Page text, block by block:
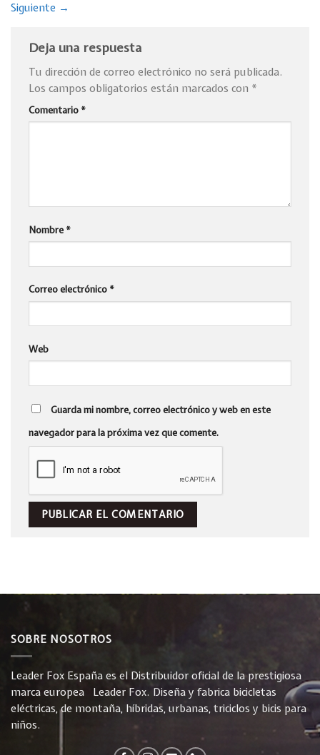
Siguiente →
Deja una respuesta
Tu dirección de correo electrónico no será publicada.
Los campos obligatorios están marcados con *
Comentario *
Nombre *
Correo electrónico *
Web
Guarda mi nombre, correo electrónico y web en este
navegador para la próxima vez que comente.
SOBRE NOSOTROS
Leader Fox España es el Distribuidor oficial de la prestigiosa
marca europea Leader Fox. Diseña y fabrica bicicletas
eléctricas, de montaña, híbridas, urbanas, triciclos y bicis para
niños.